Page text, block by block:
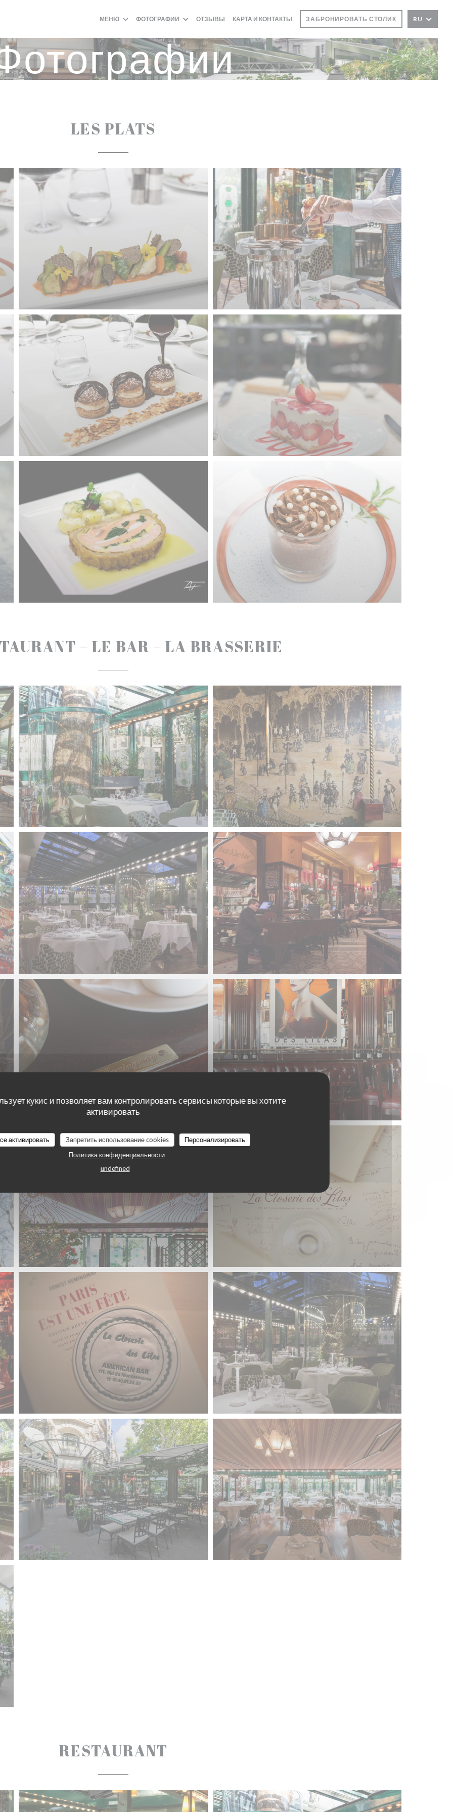
кукис и позволяет вам контролировать сервисы которые вы хотите
активировать
активировать Запретить использование cookies
Персонализировать
Политика конфиденциальности
undefined
МЕНЮ ФОТОГРАФИИ ОТЗЫВЫ КАРТА И КОНТАКТЫ ЗАБРОНИРОВАТЬ СТОЛИК RU
LES PLATS
– LE BAR – LA BRASSERIE
RESTAURANT